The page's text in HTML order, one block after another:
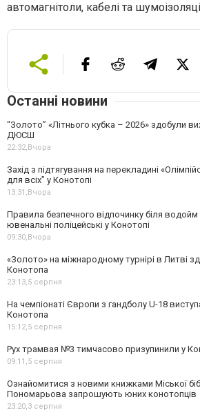
автомагнітоли, кабелі та
Останні новини
“Золото” «Літнього кубка – 2026» здобули
ДЮСШ
22:32,Вчора
Захід з підтягування на перекладині
для всіх” у Конотопі
13:31,Вчора
Правила безпечного відпочинку біля водойм
ювенальні поліцейські у Конотопі
09:30,Вчора
«Золото» на міжнародному турнірі в Литві
Конотопа
23:13,5 серпня
На чемпіонаті Європи з гандболу U-18
Конотопа
15:12,5 серпня
Рух трамвая №3 тимчасово призупинили у
09:11,5 серпня
Ознайомитися з новими книжками Міської
Пономарьова запрошують юних конотопців
23:20,3 серпня